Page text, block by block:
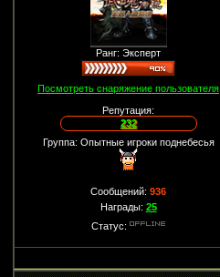
Ранг: Эксперт
Посмотреть снаряжение пользователя
Репутация:
232
Группа: Опытные игроки поднебесья
Сообщений:936
Награды: 25
Статус: